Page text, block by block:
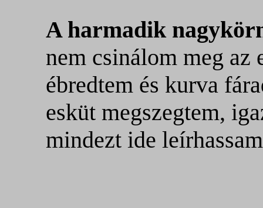
A harmadik
nem csinálom meg az
ébredtem és kurva
esküt megszegtem,
mindezt ide